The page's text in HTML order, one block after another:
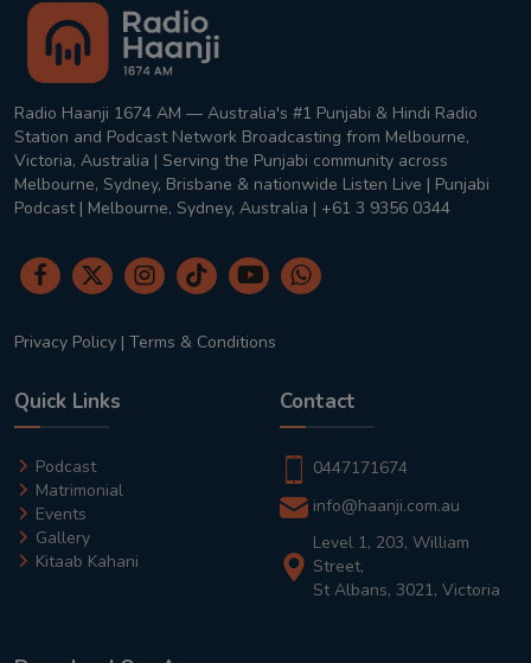
Radio Haanji 1674 AM — Australia's #1 Punjabi & Hindi Radio
Station and Podcast Network Broadcasting from Melbourne,
Victoria, Australia | Serving the Punjabi community across
Melbourne, Sydney, Brisbane & nationwide Listen Live | Punjabi
Podcast | Melbourne, Sydney, Australia | +61 3 9356 0344
Privacy Policy | Terms & Conditions
Quick Links
Podcast
Matrimonial
Events
Gallery
Kitaab Kahani
Contact
0447171674
info@haanji.com.au
Level 1, 203, William
Street,
St Albans, 3021, Victoria